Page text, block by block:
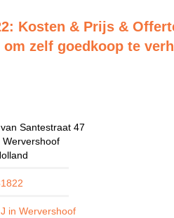
Kosten & Prijs &
zelf goedkoop te
Santestraat 47
Wervershoof
in Wervershoof